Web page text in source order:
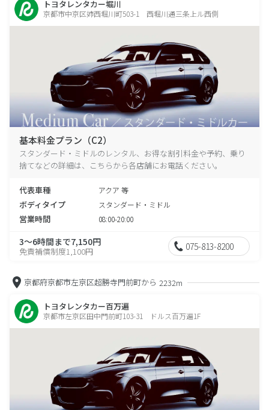
トヨタレンタカー堀川
京都市中京区姉西堀川町503-1 西堀川通三条上ル西側
基本料金プラン（C2）
スタンダード・ミドルのレンタル、お得な割引料金や予約、乗り
捨てなどの詳細は、こちらから各店舗にお電話ください。
代表車種 アクア 等
ボディタイプ スタンダード・ミドル
営業時間 08:00-20:00
3～6時間まで7,150円
免責補償制度1,100円 075-813-8200
京都府京都市左京区超勝寺門前町から 2232m
トヨタレンタカー百万遍
京都市左京区田中門前町103-31 ドルス百万遍1F